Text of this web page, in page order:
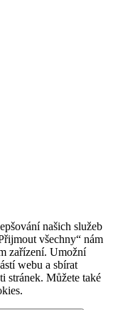
našich služeb
všechny“ nám
zařízení. Umožní
webu a sbírat
stránek. Můžete také